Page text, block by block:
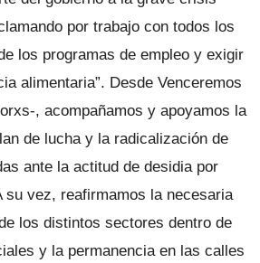
por trabajo con todos los
los programas de empleo y exigir
alimentaria”. Desde Venceremos
, acompañamos y apoyamos la
de lucha y la radicalización de
ante la actitud de desidia por
su vez, reafirmamos la necesaria
los distintos sectores dentro de
y la permanencia en las calles